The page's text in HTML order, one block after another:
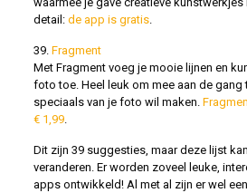
detail: de app is gratis.
39. Fragment
Met Fragment voeg je mooie lijnen en
foto toe. Heel leuk om mee aan de gang
speciaals van je foto wil maken.
€ 1,99.
Dit zijn 39 suggesties, maar deze lijst
veranderen. Er worden zoveel leuke,
apps ontwikkeld! Al met al zijn er wel